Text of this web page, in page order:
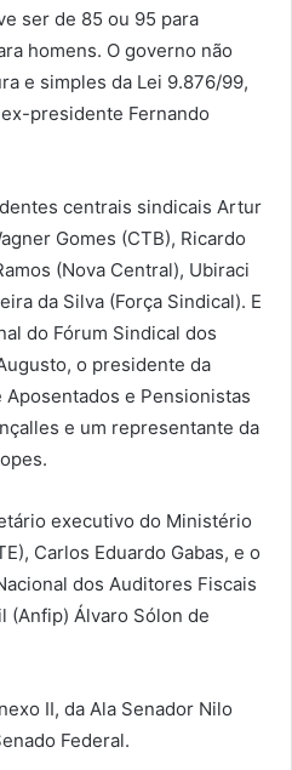
ser de 85 ou 95 para
homens. O governo não
e simples da Lei 9.876/99,
presidente Fernando
centrais sindicais Artur
Gomes (CTB), Ricardo
(Nova Central), Ubiraci
da Silva (Força Sindical). E
do Fórum Sindical dos
o presidente da
e Pensionistas
e um representante da
executivo do Ministério
Carlos Eduardo Gabas, e o
dos Auditores Fiscais
(Anfip) Álvaro Sólon de
II, da Ala Senador Nilo
Federal.